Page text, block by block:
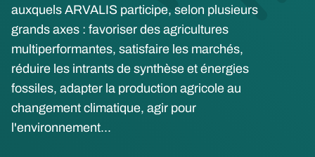
auxquels ARVALIS participe, selon plusieurs
grands axes : favoriser des agricultures
multiperformantes, satisfaire les marchés,
réduire les intrants de synthèse et énergies
fossiles, adapter la production agricole au
changement climatique, agir pour
l'environnement...